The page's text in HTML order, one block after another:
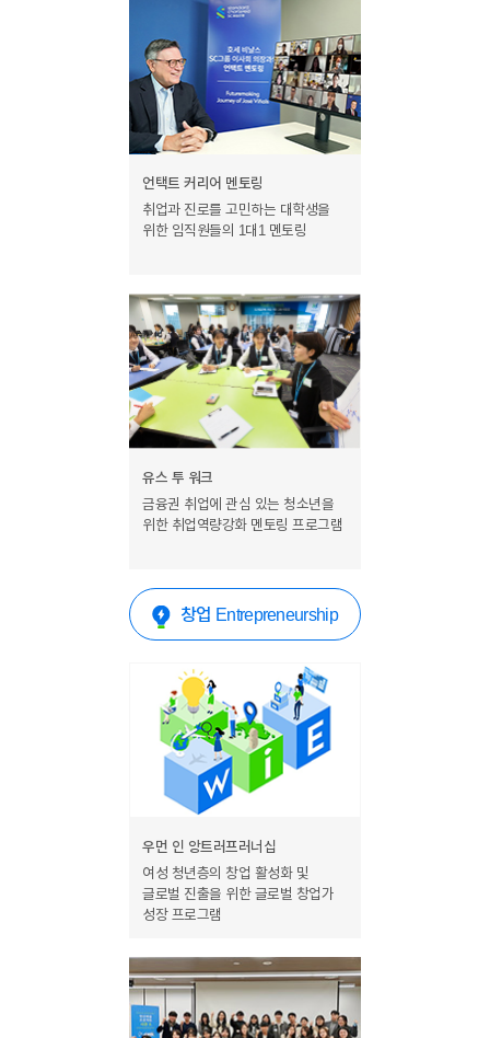
언택트 커리어 멘토링
취업과 진로를 고민하는 대학생을
위한 임직원들의 1대1 멘토링
유스 투 워크
금융권 취업에 관심 있는 청소년을
위한 취업역량강화 멘토링 프로그램
창업 Entrepreneurship
우먼 인 앙트러프러너십
여성 청년층의 창업 활성화 및
글로벌 진출을 위한 글로벌 창업가
성장 프로그램